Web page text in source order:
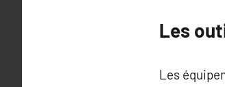
Les
Les